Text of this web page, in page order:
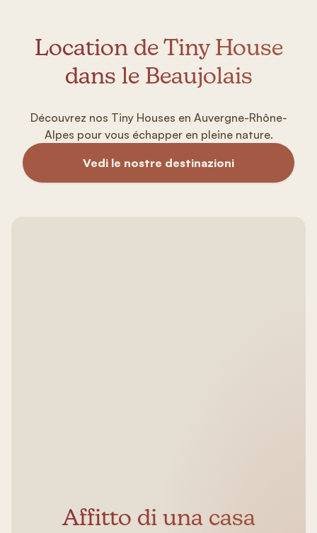
Location de Tiny House
dans le Beaujolais
Découvrez nos Tiny Houses en Auvergne-Rhône-
Alpes pour vous échapper en pleine nature.
Vedi le nostre destinazioni
Affitto di una casa